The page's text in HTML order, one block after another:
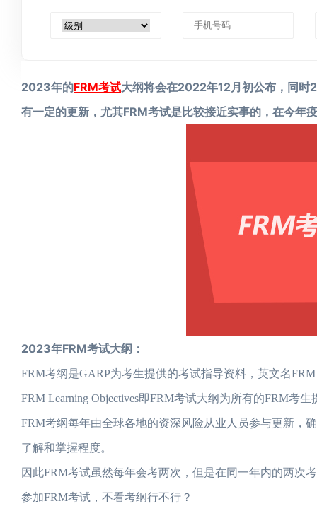
2023年的FRM考试大纲将会在2022年12月初公布，同时
有一定的更新，尤其FRM考试是比较接近实事的，在今
2023年FRM考试大纲：
FRM考纲是GARP为考生提供的考试指导资料，英文名
FRM Learning Objectives即FRM考试大纲为所有的FRM考
FRM考纲每年由全球各地的资深风险从业人员参与更新，
了解和掌握程度。
因此FRM考试虽然每年会考两次，但是在同一年内的两次
参加FRM考试，不看考纲行不行？